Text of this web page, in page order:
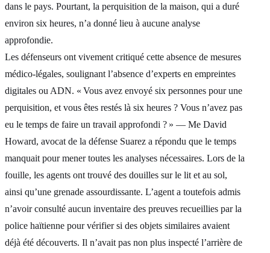
dans le pays. Pourtant, la perquisition de la maison, qui a duré
environ six heures, n’a donné lieu à aucune analyse
approfondie.
Les défenseurs ont vivement critiqué cette absence de mesures
médico‑légales, soulignant l’absence d’experts en empreintes
digitales ou ADN. « Vous avez envoyé six personnes pour une
perquisition, et vous êtes restés là six heures ? Vous n’avez pas
eu le temps de faire un travail approfondi ? » — Me David
Howard, avocat de la défense Suarez a répondu que le temps
manquait pour mener toutes les analyses nécessaires. Lors de la
fouille, les agents ont trouvé des douilles sur le lit et au sol,
ainsi qu’une grenade assourdissante. L’agent a toutefois admis
n’avoir consulté aucun inventaire des preuves recueillies par la
police haïtienne pour vérifier si des objets similaires avaient
déjà été découverts. Il n’avait pas non plus inspecté l’arrière de